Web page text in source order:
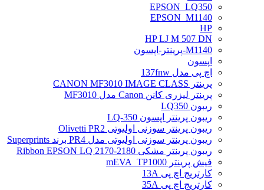
EPSON_LQ350
EPSON_M1140
HP
HP LJ M 507 DN
M1140-پرینتر-اپسون
اپسون
اچ پی مدل 137fnw
پرینتر CANON MF3010 IMAGE CLASS
پرینتر لیزری کانن Canon مدل MF3010
ریبون LQ350
ریبون پرینتر اپسون LQ-350
ریبون پرینتر سوزنی اولیوتی Olivetti PR2
ریبون پرینتر سوزنی اولیوتی مدل PR4 برند Superprints
ریبون پرینتر مشکی Ribbon EPSON LQ 2170-2180
فیش پرینتر mEVA_TP1000
کارتریج اچ پی 13A
کارتریج اچ پی 35A